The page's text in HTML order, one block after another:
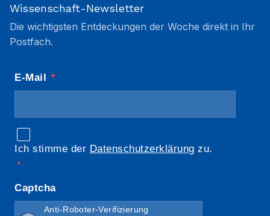
Wissenschaft-Newsletter
Die wichtigsten Entdeckungen der Woche direkt in Ihr
Postfach.